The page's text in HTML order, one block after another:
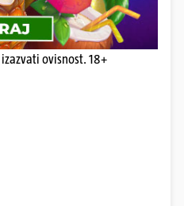
ovisnost. 18+